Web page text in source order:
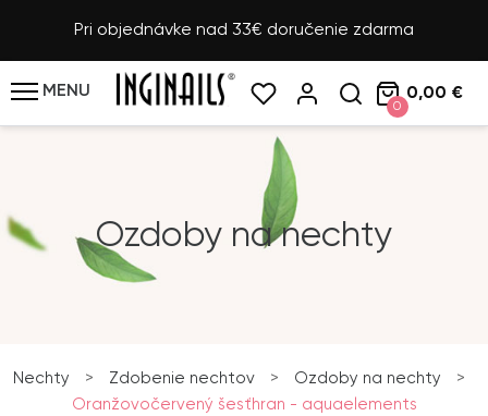
Pri objednávke nad 33€ doručenie zdarma
MENU
0
0,00 €
Ozdoby na nechty
Nechty > Zdobenie nechtov > Ozdoby na nechty
>
Oranžovočervený šesťhran - aquaelements